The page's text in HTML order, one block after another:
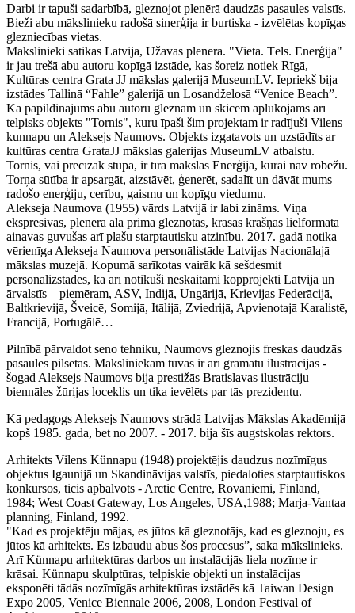
Darbi ir tapuši sadarbībā, gleznojot plenērā daudzās pasaules valstīs.
Bieži abu mākslinieku radošā sinerģija ir burtiska - izvēlētas kopīgas
glezniecības vietas.
Mākslinieki satikās Latvijā, Užavas plenērā. "Vieta. Tēls. Enerģija"
ir jau trešā abu autoru kopīgā izstāde, kas šoreiz notiek Rīgā,
Kultūras centra Grata JJ mākslas galerijā MuseumLV. Iepriekš bija
izstādes Tallinā “Fahle” galerijā un Losandželosā “Venice Beach”.
Kā papildinājums abu autoru gleznām un skicēm aplūkojams arī
telpisks objekts "Tornis", kuru īpaši šim projektam ir radījuši Vilens
kunnapu un Aleksejs Naumovs. Objekts izgatavots un uzstādīts ar
kultūras centra GrataJJ mākslas galerijas MuseumLV atbalstu.
Tornis, vai precīzāk stupa, ir tīra mākslas Enerģija, kurai nav robežu.
Torņa sūtība ir apsargāt, aizstāvēt, ģenerēt, sadalīt un dāvāt mums
radošo enerģiju, cerību, gaismu un kopīgu viedumu.
Alekseja Naumova (1955) vārds Latvijā ir labi zināms. Viņa
ekspresivās, plenērā ala prima gleznotās, krāsās krāšņās lielformāta
ainavas guvušas arī plašu starptautisku atzinību. 2017. gadā notika
vērienīga Alekseja Naumova personālistāde Latvijas Nacionālajā
mākslas muzejā. Kopumā sarīkotas vairāk kā sešdesmit
personālizstādes, kā arī notikuši neskaitāmi kopprojekti Latvijā un
ārvalstīs – piemēram, ASV, Indijā, Ungārijā, Krievijas Federācijā,
Baltkrievijā, Šveicē, Somijā, Itālijā, Zviedrijā, Apvienotajā Karalistē,
Francijā, Portugālē…
Pilnībā pārvaldot seno tehniku, Naumovs gleznojis freskas daudzās
pasaules pilsētās. Māksliniekam tuvas ir arī grāmatu ilustrācijas -
šogad Aleksejs Naumovs bija prestižās Bratislavas ilustrāciju
biennāles žūrijas loceklis un tika ievēlēts par tās prezidentu.
Kā pedagogs Aleksejs Naumovs strādā Latvijas Mākslas Akadēmijā
kopš 1985. gada, bet no 2007. - 2017. bija šīs augstskolas rektors.
Arhitekts Vilens Künnapu (1948) projektējis daudzus nozīmīgus
objektus Igaunijā un Skandināvijas valstīs, piedaloties starptautiskos
konkursos, ticis apbalvots - Arctic Centre, Rovaniemi, Finland,
1984; West Coast Gateway, Los Angeles, USA,1988; Marja-Vantaa
planning, Finland, 1992.
"Kad es projektēju mājas, es jūtos kā gleznotājs, kad es gleznoju, es
jūtos kā arhitekts. Es izbaudu abus šos procesus”, saka mākslinieks.
Arī Künnapu arhitektūras darbos un instalācijās liela nozīme ir
krāsai. Künnapu skulptūras, telpiskie objekti un instalācijas
eksponēti tādās nozīmīgās arhitektūras izstādēs kā Taiwan Design
Expo 2005, Venice Biennale 2006, 2008, London Festival of